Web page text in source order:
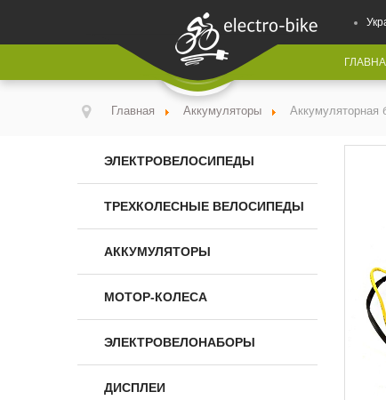
Главная Аккумуляторы Аккумуляторная
ЭЛЕКТРОВЕЛОСИПЕДЫ
ТРЕХКОЛЕСНЫЕ ВЕЛОСИПЕДЫ
АККУМУЛЯТОРЫ
МОТОР-КОЛЕСА
ЭЛЕКТРОВЕЛОНАБОРЫ
ДИСПЛЕИ